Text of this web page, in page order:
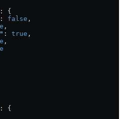
: {
: false ,
,
: true ,
,
: {